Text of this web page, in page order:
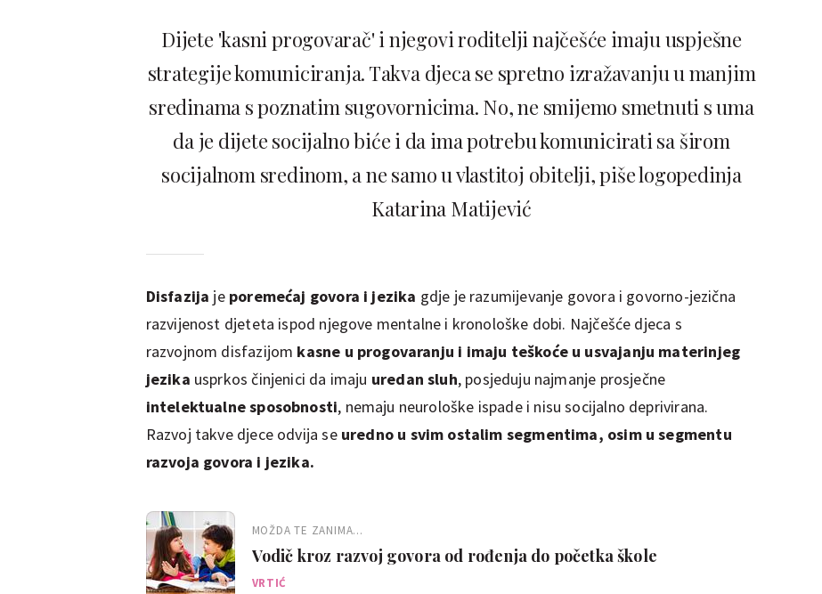
Dijete 'kasni progovarač' i njegovi roditelji najčešće imaju uspješne
strategije komuniciranja. Takva djeca se spretno izražavanju u manjim
sredinama s poznatim sugovornicima. No, ne smijemo smetnuti s uma
da je dijete socijalno biće i da ima potrebu komunicirati sa širom
socijalnom sredinom, a ne samo u vlastitoj obitelji, piše logopedinja
Katarina Matijević
Disfazija je poremećaj govora i jezika gdje je razumijevanje govora i govorno-jezična
razvijenost djeteta ispod njegove mentalne i kronološke dobi. Najčešće djeca s
razvojnom disfazijom kasne u progovaranju i imaju teškoće u usvajanju materinjeg
jezika usprkos činjenici da imaju uredan sluh, posjeduju najmanje prosječne
intelektualne sposobnosti, nemaju neurološke ispade i nisu socijalno deprivirana.
Razvoj takve djece odvija se uredno u svim ostalim segmentima, osim u segmentu
razvoja govora i jezika.
MOŽDA TE ZANIMA...
Vodič kroz razvoj govora od rođenja do početka škole
VRTIĆ